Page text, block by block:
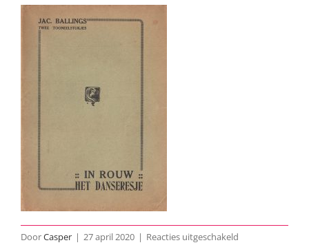
DoorCasper | 27 april 2020 | Reacties uitgeschakeld